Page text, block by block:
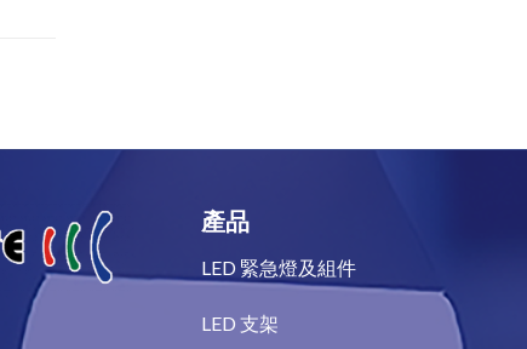
產品
LED 緊急燈及組件
LED 支架